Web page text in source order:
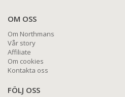
OM OSS
Om Northmans
Vår story
Affiliate
Om cookies
Kontakta oss
FÖLJ OSS